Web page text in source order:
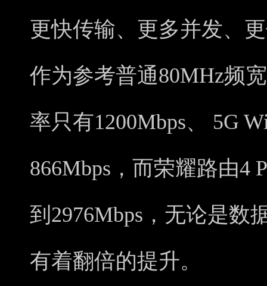
更快传输、更多并发、
作为参考普通80MHz频
率只有1200Mbps、 5G
866Mbps，而荣耀路由4
到2976Mbps，无论是数
有着翻倍的提升。